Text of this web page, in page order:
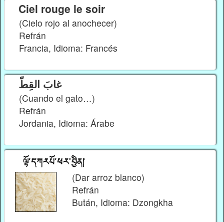
Ciel rouge le soir
(Cielo rojo al anochecer)
Refrán
Francia, Idioma: Francés
غابَ القِطّ
(Cuando el gato…)
Refrán
Jordania, Idioma: Árabe
(Dar arroz blanco)
Refrán
Bután, Idioma: Dzongkha